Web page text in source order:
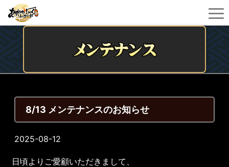
8/13 メンテナンスのお知らせ
2025-08-12
日頃よりご愛顧いただきまして、